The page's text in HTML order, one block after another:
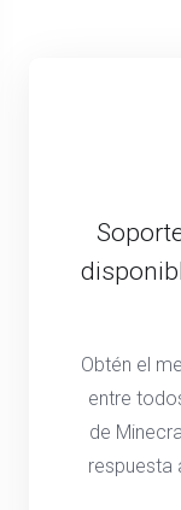
Obtén el
entre
de
respuesta